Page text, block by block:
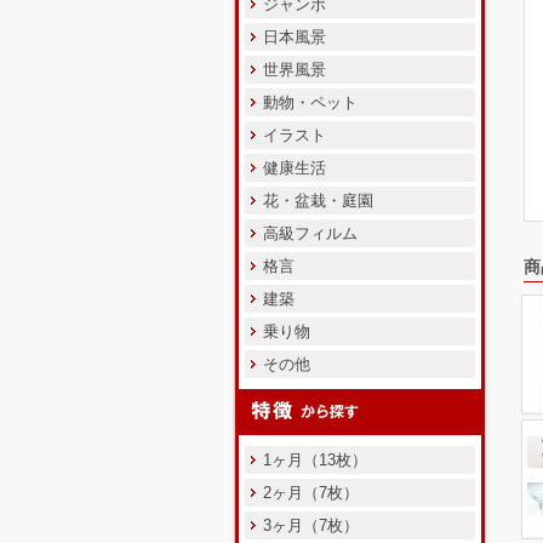
ジャンボ
日本風景
世界風景
動物・ペット
イラスト
健康生活
花・盆栽・庭園
高級フィルム
格言
建築
乗り物
その他
1ヶ月（13枚）
2ヶ月（7枚）
3ヶ月（7枚）